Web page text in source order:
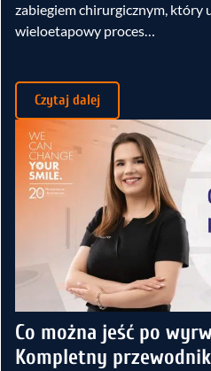
zabiegiem chirurgicznym, który
wieloetapowy proces…
Czytaj dalej
Co można jeść po
Kompletny